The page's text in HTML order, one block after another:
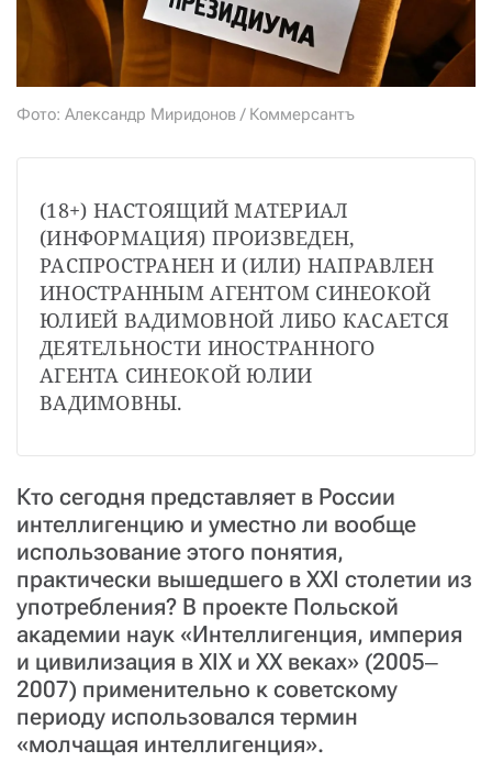
Фото: Александр Миридонов / Коммерсантъ
(18+) НАСТОЯЩИЙ МАТЕРИАЛ
(ИНФОРМАЦИЯ) ПРОИЗВЕДЕН,
РАСПРОСТРАНЕН И (ИЛИ) НАПРАВЛЕН
ИНОСТРАННЫМ АГЕНТОМ СИНЕОКОЙ
ЮЛИЕЙ ВАДИМОВНОЙ ЛИБО КАСАЕТСЯ
ДЕЯТЕЛЬНОСТИ ИНОСТРАННОГО
АГЕНТА СИНЕОКОЙ ЮЛИИ
ВАДИМОВНЫ.
Кто сегодня представляет в России
интеллигенцию и уместно ли вообще
использование этого понятия,
практически вышедшего в XXI столетии из
употребления? В проекте Польской
академии наук «Интеллигенция, империя
и цивилизация в XIX и XX веках» (2005‒
2007) применительно к советскому
периоду использовался термин
«молчащая интеллигенция».
+7 (929) 612-03-68